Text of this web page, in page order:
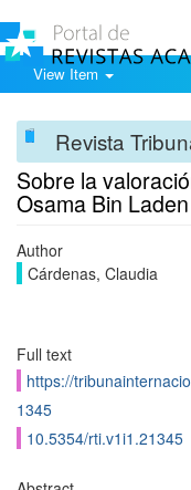
View Item
Revista
Sobre la
Osama Bin Laden
Author
Cárdenas, Claudia
Full text
https://
1345
10.5354/rti.v1i1.21345